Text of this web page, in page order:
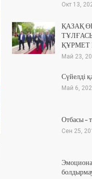
Окт 13,
ҚАЗАҚ
ҚҰРМЕТ
Май 23,
Сүйелді
Май 6,
Отбасы –
Сен 25,